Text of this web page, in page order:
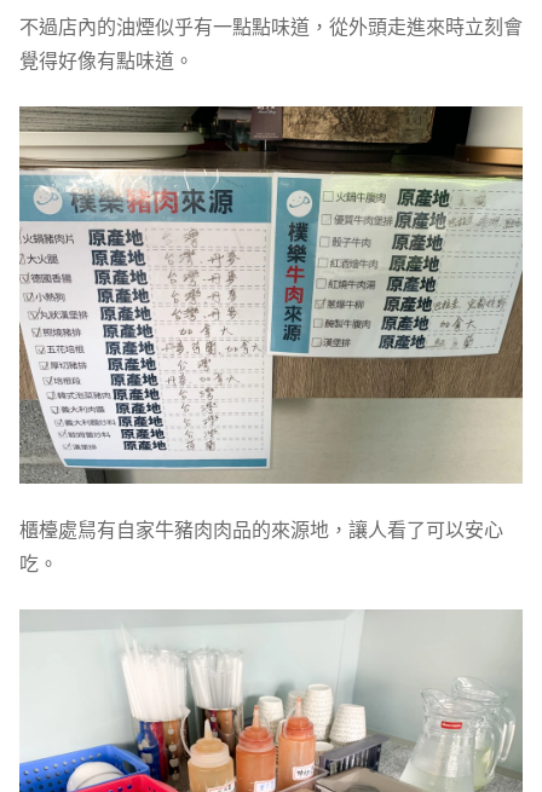
不過店內的油煙似乎有一點點味道，從外頭走進來時立刻會
覺得好像有點味道。
櫃檯處舃有自家牛豬肉肉品的來源地，讓人看了可以安心
吃。